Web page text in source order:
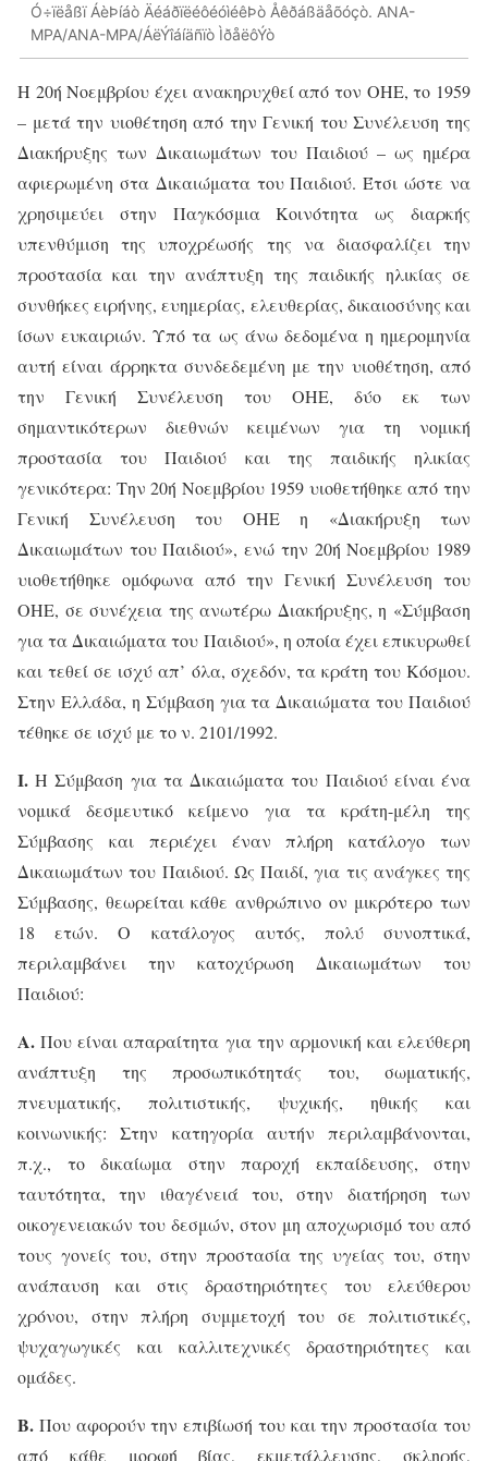
Ó÷ïëåßï ÁèÞíáò ÄéáðïëéôéóìéêÞò Åêðáßäåõóçò. ANA-
MPA/ANA-MPA/ÁëÝîáíäñïò ÌðåëôÝò
Η 20ή Νοεμβρίου έχει ανακηρυχθεί από τον ΟΗΕ, το 1959
– μετά την υιοθέτηση από την Γενική του Συνέλευση της
Διακήρυξης των Δικαιωμάτων του Παιδιού – ως ημέρα
αφιερωμένη στα Δικαιώματα του Παιδιού. Έτσι ώστε να
χρησιμεύει στην Παγκόσμια Κοινότητα ως διαρκής
υπενθύμιση της υποχρέωσής της να διασφαλίζει την
προστασία και την ανάπτυξη της παιδικής ηλικίας σε
συνθήκες ειρήνης, ευημερίας, ελευθερίας, δικαιοσύνης και
ίσων ευκαιριών. Υπό τα ως άνω δεδομένα η ημερομηνία
αυτή είναι άρρηκτα συνδεδεμένη με την υιοθέτηση, από
την Γενική Συνέλευση του ΟΗΕ, δύο εκ των
σημαντικότερων διεθνών κειμένων για τη νομική
προστασία του Παιδιού και της παιδικής ηλικίας
γενικότερα: Την 20ή Νοεμβρίου 1959 υιοθετήθηκε από την
Γενική Συνέλευση του ΟΗΕ η «Διακήρυξη των
Δικαιωμάτων του Παιδιού», ενώ την 20ή Νοεμβρίου 1989
υιοθετήθηκε ομόφωνα από την Γενική Συνέλευση του
ΟΗΕ, σε συνέχεια της ανωτέρω Διακήρυξης, η «Σύμβαση
για τα Δικαιώματα του Παιδιού», η οποία έχει επικυρωθεί
και τεθεί σε ισχύ απ’ όλα, σχεδόν, τα κράτη του Κόσμου.
Στην Ελλάδα, η Σύμβαση για τα Δικαιώματα του Παιδιού
τέθηκε σε ισχύ με το ν. 2101/1992.
I. Η Σύμβαση για τα Δικαιώματα του Παιδιού είναι ένα
νομικά δεσμευτικό κείμενο για τα κράτη-μέλη της
Σύμβασης και περιέχει έναν πλήρη κατάλογο των
Δικαιωμάτων του Παιδιού. Ως Παιδί, για τις ανάγκες της
Σύμβασης, θεωρείται κάθε ανθρώπινο ον μικρότερο των
18 ετών. Ο κατάλογος αυτός, πολύ συνοπτικά,
περιλαμβάνει την κατοχύρωση Δικαιωμάτων του
Παιδιού:
Α. Που είναι απαραίτητα για την αρμονική και ελεύθερη
ανάπτυξη της προσωπικότητάς του, σωματικής,
πνευματικής, πολιτιστικής, ψυχικής, ηθικής και
κοινωνικής: Στην κατηγορία αυτήν περιλαμβάνονται,
π.χ., το δικαίωμα στην παροχή εκπαίδευσης, στην
ταυτότητα, την ιθαγένειά του, στην διατήρηση των
οικογενειακών του δεσμών, στον μη αποχωρισμό του από
τους γονείς του, στην προστασία της υγείας του, στην
ανάπαυση και στις δραστηριότητες του ελεύθερου
χρόνου, στην πλήρη συμμετοχή του σε πολιτιστικές,
ψυχαγωγικές και καλλιτεχνικές δραστηριότητες και
ομάδες.
Β. Που αφορούν την επιβίωσή του και την προστασία του
από κάθε μορφή βίας, εκμετάλλευσης, σκληρής,